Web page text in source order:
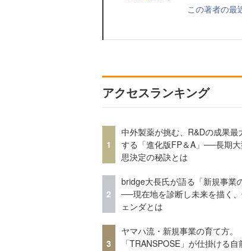
この著者の最
アクセスランキング
1
中外製薬が挑む、R&Dの成果最
する「進化版FP＆A」──長期
思決定の秘訣とは
2
bridge大長氏が語る「新規事業
──現在地を診断し未来を描く
ェンダとは
3
ヤマハ流・新規事業の育て方。
「TRANSPOSE」が仕掛ける自